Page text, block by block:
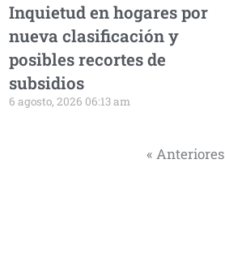
Inquietud en hogares por
nueva clasificación y
posibles recortes de
subsidios
6 agosto, 2026 06:13 am
« Anteriores